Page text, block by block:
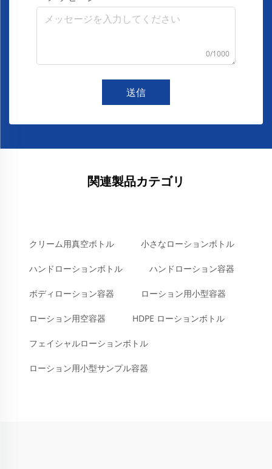
0/1000
送信
関連製品カテゴリ
クリーム用真空ボトル 小さなローションボトル
ハンドローションボトル ハンドローション容器
ボディローション容器 ローション用小型容器
ローション用空容器 HDPE ローションボトル
フェイシャルローションボトル
ローション用小型サンプル容器